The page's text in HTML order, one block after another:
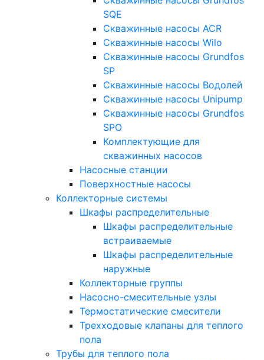
SQE
Скважинные насосы ACR
Скважинные насосы Wilo
Скважинные насосы Grundfos
SP
Скважинные насосы Водолей
Скважинные насосы Unipump
Скважинные насосы Grundfos
SPO
Комплектующие для
скважинных насосов
Насосные станции
Поверхностные насосы
Коллекторные системы
Шкафы распределительные
Шкафы распределительные
встраиваемые
Шкафы распределительные
наружные
Коллекторные группы
Насосно-смесительные узлы
Термостатические смесители
Трехходовые клапаны для теплого
пола
Трубы для теплого пола